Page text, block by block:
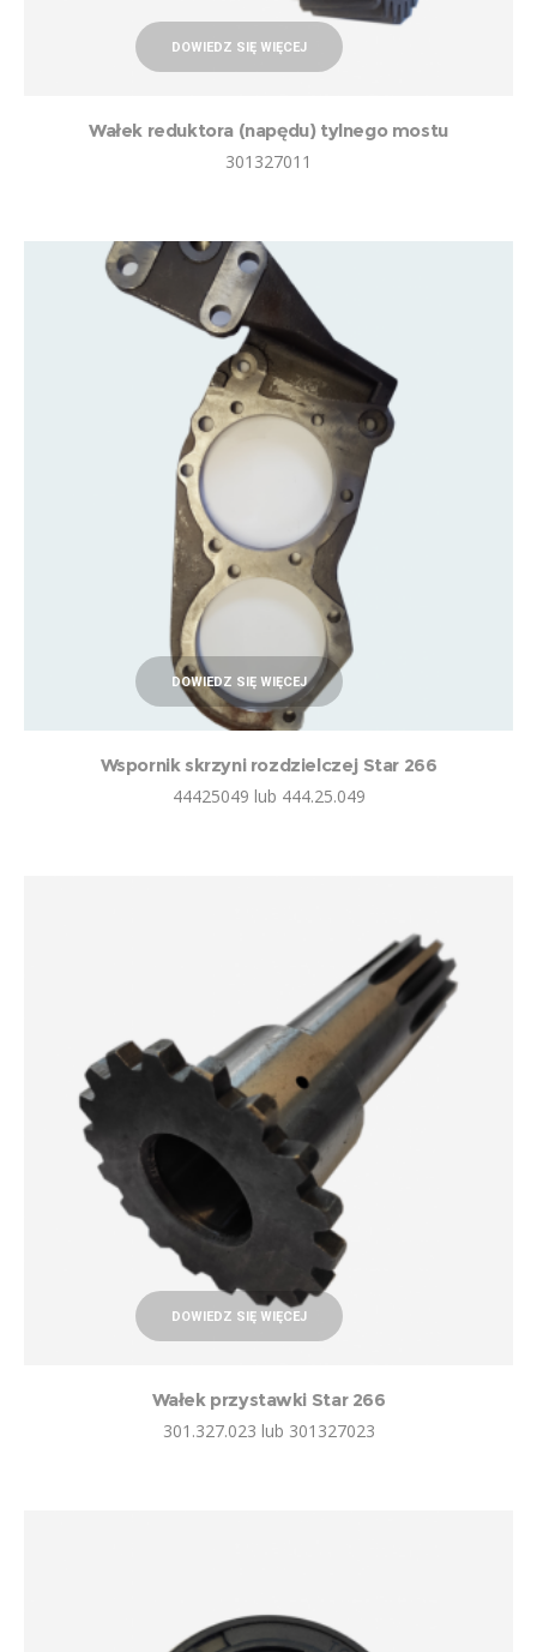
DOWIEDZ SIĘ WIĘCEJ
Wałek reduktora (napędu) tylnego mostu
301327011
DOWIEDZ SIĘ WIĘCEJ
Wspornik skrzyni rozdzielczej Star 266
44425049 lub 444.25.049
DOWIEDZ SIĘ WIĘCEJ
Wałek przystawki Star 266
301.327.023 lub 301327023